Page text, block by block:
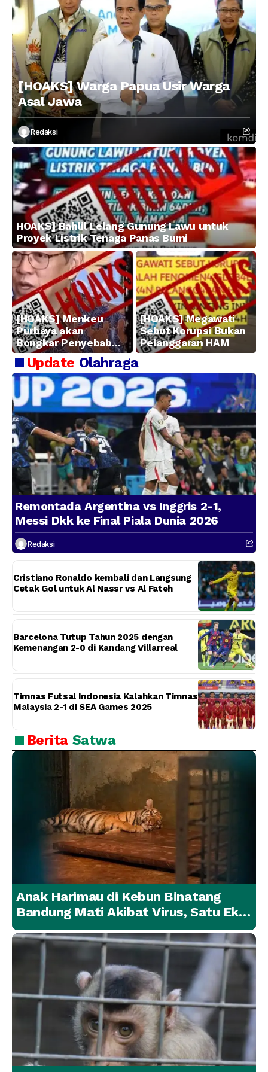
[HOAKS] Warga Papua Usir Warga
Asal Jawa
Redaksi
HOAKS] Bahlil Lelang Gunung Lawu untuk
Proyek Listrik Tenaga Panas Bumi
[HOAKS] Menkeu
Purbaya akan
Bongkar Penyebab
Kerugian BUMN
[HOAKS] Megawati
Sebut Korupsi Bukan
Pelanggaran HAM
Update Olahraga
Remontada Argentina vs Inggris 2-1,
Messi Dkk ke Final Piala Dunia 2026
Redaksi
Cristiano Ronaldo kembali dan Langsung
Cetak Gol untuk Al Nassr vs Al Fateh
Barcelona Tutup Tahun 2025 dengan
Kemenangan 2-0 di Kandang Villarreal
Timnas Futsal Indonesia Kalahkan Timnas
Malaysia 2-1 di SEA Games 2025
Berita Satwa
Anak Harimau di Kebun Binatang
Bandung Mati Akibat Virus, Satu Ekor
Lainnya Berangsur Membaik